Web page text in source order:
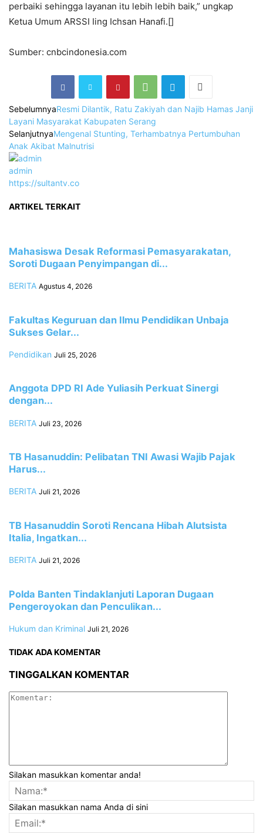
perbaiki sehingga layanan itu lebih lebih baik,” ungkap
Ketua Umum ARSSI Iing Ichsan Hanafi.[]
Sumber: cnbcindonesia.com
SebelumnyaResmi Dilantik, Ratu Zakiyah dan Najib Hamas Janji
Layani Masyarakat Kabupaten Serang
SelanjutnyaMengenal Stunting, Terhambatnya Pertumbuhan
Anak Akibat Malnutrisi
admin
https://sultantv.co
ARTIKEL TERKAIT
Mahasiswa Desak Reformasi Pemasyarakatan,
Soroti Dugaan Penyimpangan di...
BERITA Agustus 4, 2026
Fakultas Keguruan dan Ilmu Pendidikan Unbaja
Sukses Gelar...
Pendidikan Juli 25, 2026
Anggota DPD RI Ade Yuliasih Perkuat Sinergi
dengan...
BERITA Juli 23, 2026
TB Hasanuddin: Pelibatan TNI Awasi Wajib Pajak
Harus...
BERITA Juli 21, 2026
TB Hasanuddin Soroti Rencana Hibah Alutsista
Italia, Ingatkan...
BERITA Juli 21, 2026
Polda Banten Tindaklanjuti Laporan Dugaan
Pengeroyokan dan Penculikan...
Hukum dan Kriminal Juli 21, 2026
TIDAK ADA KOMENTAR
TINGGALKAN KOMENTAR
Silakan masukkan komentar anda!
Silakan masukkan nama Anda di sini